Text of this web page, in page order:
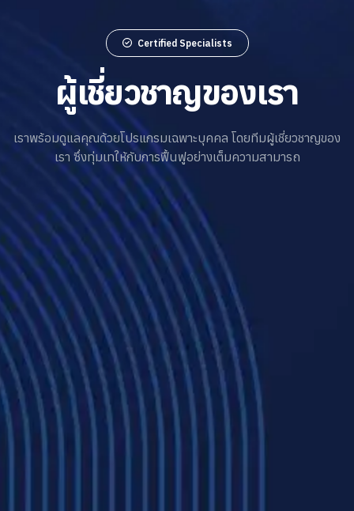
Certified Specialists
ผู้เชี่ยวชาญของเรา
เราพร้อมดูแลคุณด้วยโปรแกรมเฉพาะบุคคล โดยทีมผู้เชี่ยวชาญของ
เรา ซึ่งทุ่มเทให้กับการฟื้นฟูอย่างเต็มความสามารถ